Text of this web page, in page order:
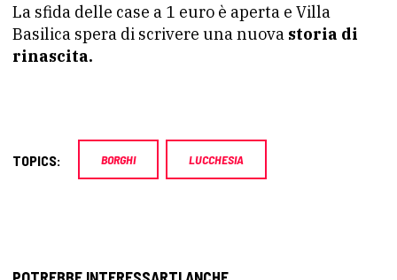
La sfida delle case a 1 euro è aperta e Villa
Basilica spera di scrivere una nuova storia di
rinascita.
TOPICS: BORGHI LUCCHESIA